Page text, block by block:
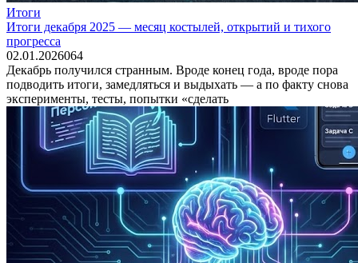
Итоги
Итоги декабря 2025 — месяц костылей, открытий и тихого
прогресса
02.01.2026064
Декабрь получился странным. Вроде конец года, вроде пора
подводить итоги, замедляться и выдыхать — а по факту снова
эксперименты, тесты, попытки «сделать